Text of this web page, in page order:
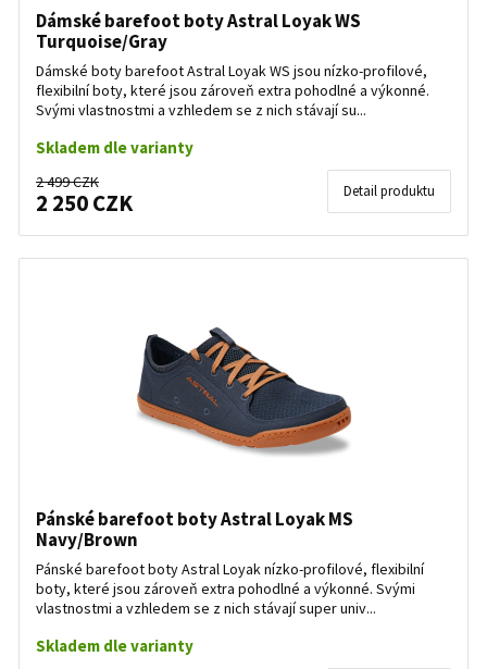
Dámské barefoot boty Astral Loyak WS
Turquoise/Gray
Dámské boty barefoot Astral Loyak WS jsou nízko-profilové,
flexibilní boty, které jsou zároveň extra pohodlné a výkonné.
Svými vlastnostmi a vzhledem se z nich stávají su...
Skladem dle varianty
2 499 CZK
2 250 CZK Detail produktu
Pánské barefoot boty Astral Loyak MS
Navy/Brown
Pánské barefoot boty Astral Loyak nízko-profilové, flexibilní
boty, které jsou zároveň extra pohodlné a výkonné. Svými
vlastnostmi a vzhledem se z nich stávají super univ...
Skladem dle varianty